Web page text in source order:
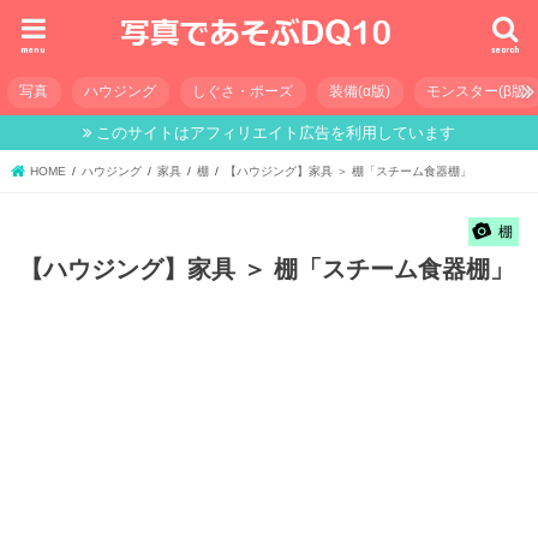
search
menu
写真 ハウジング しぐさ・ポーズ 装備(α版) モンスター(β版)
このサイトはアフィリエイト広告を利用しています
HOME ハウジング 家具 棚 【ハウジング】家具 ＞ 棚「スチーム食器棚」
棚
【ハウジング】家具 ＞ 棚「スチーム食器棚」